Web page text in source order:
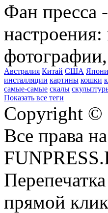
Фан пресса
Австралия Китай США
инсталляции картины кошки
самые-самые скалы
Показать все теги
Copyright ©
Все права
прямой